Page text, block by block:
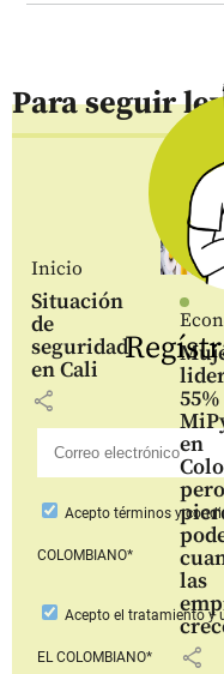
Para seguir
Inicio
Situación
de
seguridad
en Cali
share
en
pero
las
share
Aceptotérminos y
COLOMBIANO*
Acepto el tratamiento y
EL COLOMBIANO*